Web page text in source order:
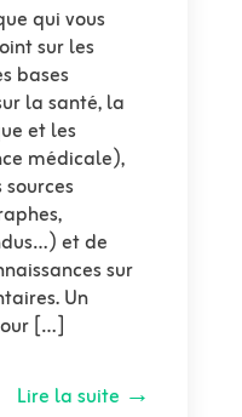
qui vous
sur les
bases
la santé, la
et les
médicale),
et de
sur
Un
[…]
Lire la suite →